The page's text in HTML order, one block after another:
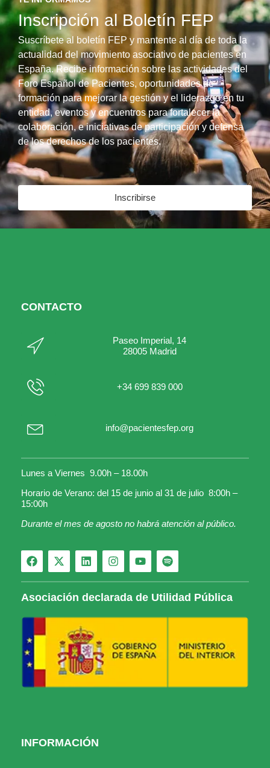
Inscripción al Boletín FEP
Suscríbete al boletín FEP y mantente al día de toda la
actualidad del movimiento asociativo de pacientes en
España. Recibe información sobre las actividades del
Foro Español de Pacientes, oportunidades de
formación para mejorar la gestión y el liderazgo en tu
entidad, eventos y encuentros para fortalecer la
colaboración, e iniciativas de participación y defensa
de los derechos de los pacientes.
Inscribirse
CONTACTO
Paseo Imperial, 14
28005 Madrid
+34 699 839 000
info@pacientesfep.org
Lunes a Viernes 9.00h – 18.00h
Horario de Verano: del 15 de junio al 31 de julio 8:00h –
15:00h
Durante el mes de agosto no habrá atención al público.
Asociación declarada de Utilidad Pública
INFORMACIÓN